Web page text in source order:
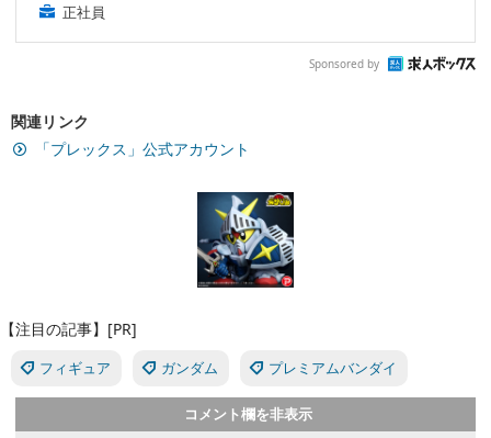
正社員
Sponsored by
関連リンク
「プレックス」公式アカウント
【注目の記事】[PR]
フィギュア ガンダム プレミアムバンダイ
コメント欄を非表示